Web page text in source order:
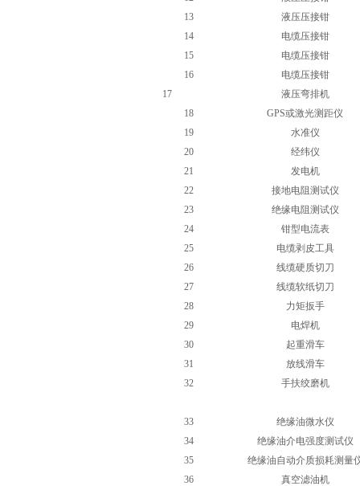
13
液压压接钳
14
电缆压接钳
15
电缆压接钳
16
电缆压接钳
17
液压弯排机
18
GPS或激光测距仪
19
水准仪
20
经纬仪
21
发电机
22
接地电阻测试仪
23
绝缘电阻测试仪
24
钳型电流表
25
电缆剥皮工具
26
线缆硬质切刀
27
线缆软纸切刀
28
力矩扳手
29
电焊机
30
起重滑车
31
放线滑车
32
手扶绞磨机
33
绝缘油微水仪
34
绝缘油介电强度测试仪
35
绝缘油自动介质损耗测量
36
真空滤油机